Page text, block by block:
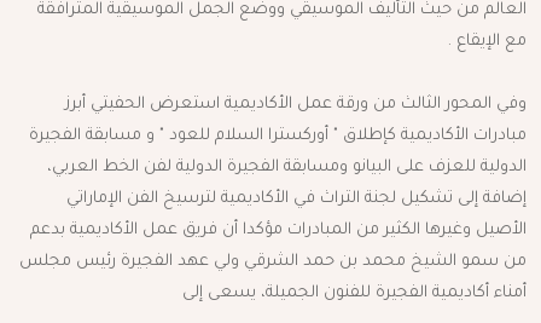
العالم من حيث التأليف الموسيقي ووضع الجمل الموسيقية المترافقة
مع الإيقاع .
وفي المحور الثالث من ورقة عمل الأكاديمية استعرض الحفيتي أبرز
مبادرات الأكاديمية كإطلاق " أوركسترا السلام للعود " و مسابقة الفجيرة
الدولية للعزف على البيانو ومسابقة الفجيرة الدولية لفن الخط العربي،
إضافة إلى تشكيل لجنة التراث في الأكاديمية لترسيخ الفن الإماراتي
الأصيل وغيرها الكثير من المبادرات مؤكدا أن فريق عمل الأكاديمية بدعم
من سمو الشيخ محمد بن حمد الشرقي ولي عهد الفجيرة رئيس مجلس
أمناء أكاديمية الفجيرة للفنون الجميلة، يسعى إلى